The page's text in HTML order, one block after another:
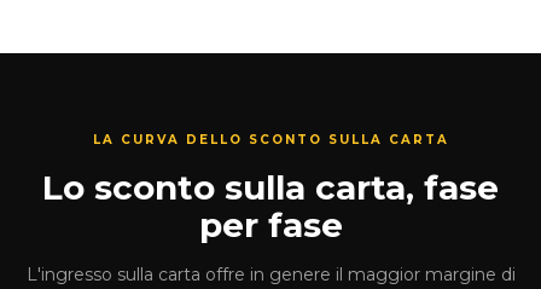
LA CURVA DELLO SCONTO SULLA CARTA
Lo sconto sulla carta, fase
per fase
L'ingresso sulla carta offre in genere il maggior margine di